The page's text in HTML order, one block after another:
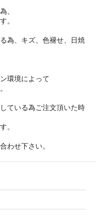
、
。
為、キズ、色褪せ、日焼
環境によって
ている為ご注文頂いた時
。
わせ下さい。